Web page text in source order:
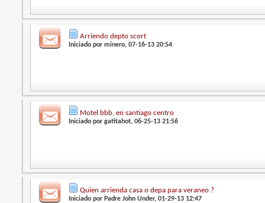
Arriendo depto scort
Iniciado porminero, 07-16-13 20:54
Motel bbb, en santiago centro
Iniciado porgatitahot, 06-25-13 21:56
Quien arrienda casa o depa para veraneo ?
Iniciado por Padre John Under, 01-29-13 12:47